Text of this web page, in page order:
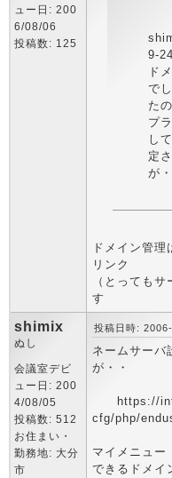
ュー日: 200
6/08/06
投稿数: 125
9-
ド
で
た
プ
し
定
が・
ドメイン管
リンク
（とっても
す
shimix
ぬし
会議室デビ
ュー日: 200
4/08/05
投稿数: 512
お住まい・
勤務地: 大分
市
投稿日時:
ネームサーバ
が・・
https://
cfg/php/
マイメニュー
できるドメイ